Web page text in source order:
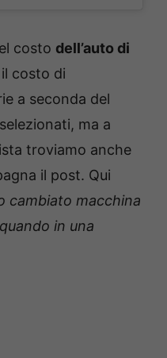
costo dell’auto di
costo di
a seconda del
ma a
troviamo anche
il post. Qui
cambiato macchina
in una